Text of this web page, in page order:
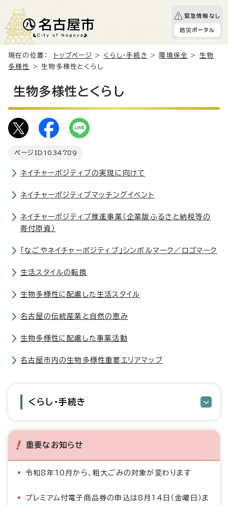
緊急情報なし
防災ポータル
現在の位置： トップページ > くらし・手続き >環境保全 > 生物
多様性
> 生物多様性とくらし
生物多様性とくらし
ページID 1034789
ネイチャーポジティブの実現に向けて
ネイチャーポジティブマッチングイベント
ネイチャーポジティブ推進事業（企業版ふるさと納税等の
寄付原資）
「なごやネイチャーポジティブ」シンボルマーク／ロゴマーク
生活スタイルの転換
生物多様性に配慮した生活スタイル
名古屋の伝統産業と自然の恵み
生物多様性に配慮した事業活動
名古屋市内の生物多様性重要エリアマップ
くらし・手続き
重要なお知らせ
令和8年10月から、粗大ごみの対象が変わります
プレミアム付電子商品券の申込は8月14日（金曜日）ま